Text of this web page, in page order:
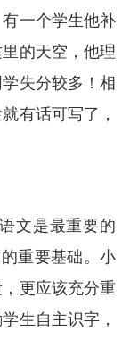
一个学生他补
的天空，他理
失分较多！相
有话可写了，
文是最重要的
重要基础。小
更应该充分重
生自主识字，